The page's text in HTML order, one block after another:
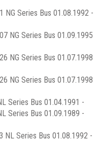
NG Series Bus 01.08.1992 -
NG Series Bus 01.09.1995
NG Series Bus 01.07.1998
NG Series Bus 01.07.1998
Series Bus 01.04.1991 -
Series Bus 01.09.1989 -
NL Series Bus 01.08.1992 -